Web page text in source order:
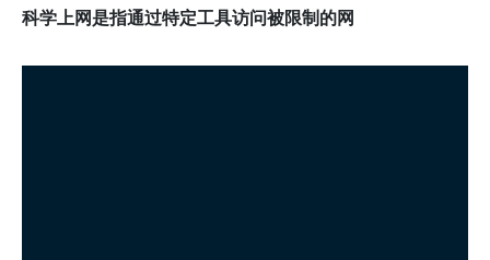
科学上网是指通过特定工具访问被限制的网